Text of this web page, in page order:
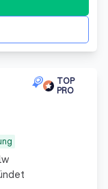
TOP
PRO